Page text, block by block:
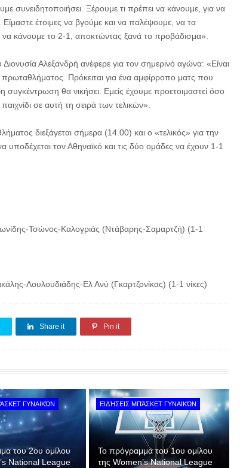
συνειδητοποιήσει. Ξέρουμε τι πρέπει να κάνουμε, για να
Είμαστε έτοιμες να βγούμε και να παλέψουμε, να τα
κάνουμε το 2-1, αποκτώντας ξανά το προβάδισμα».
Αλεξανδρή ανέφερε για τον σημερινό αγώνα: «Είναι
Πρόκειται για ένα αμφίρροπο ματς που
συγκέντρωση θα νικήσει. Εμείς έχουμε προετοιμαστεί όσο
σε αυτή τη σειρά των τελικών».
διεξάγεται σήμερα (14.00) και ο «τελικός» για την
τον Αθηναϊκό και τις δύο ομάδες να έχουν 1-1
Τσώνος-Καλογριάς (Ντάβαρης-Σαμαρτζή) (1-1
Λουλουδιάδης-Ελ Ανύ (Γκαρτζονίκας) (1-1 νίκες)
Share it Pin it
ΓΥΝΑΙΚΏΝ
του 2ου ομίλου
National League
ΕΙΔΉΣΕΙΣ ΜΠΆΣΚΕΤ ΓΥΝΑΙΚΏΝ
Το πρόγραμμα του 1ου ομίλου
της Women’s National League